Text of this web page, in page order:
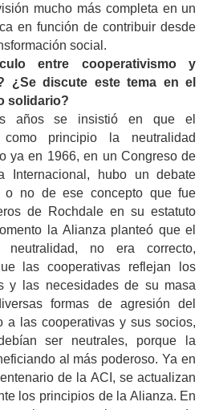
mucho más completa en un
en función de contribuir desde
social.
entre cooperativismo y
¿Se discute este tema en el
solidario?
años se insistió en que el
como principio la neutralidad
ya en 1966, en un Congreso de
Internacional, hubo un debate
o no de ese concepto que fue
de Rochdale en su estatuto
la Alianza planteó que el
neutralidad, no era correcto,
las cooperativas reflejan los
y las necesidades de su masa
formas de agresión del
a las cooperativas y sus socios,
ser neutrales, porque la
al más poderoso. Ya en
de la ACI, se actualizan
los principios de la Alianza. En